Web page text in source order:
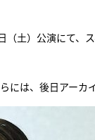
（土）公演にて、
は、後日アーカ